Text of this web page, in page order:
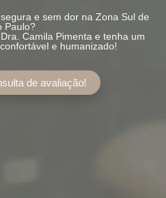
e sem dor na Zona Sul de
Paulo?
Camila Pimenta e tenha um
e humanizado!
de avaliação!